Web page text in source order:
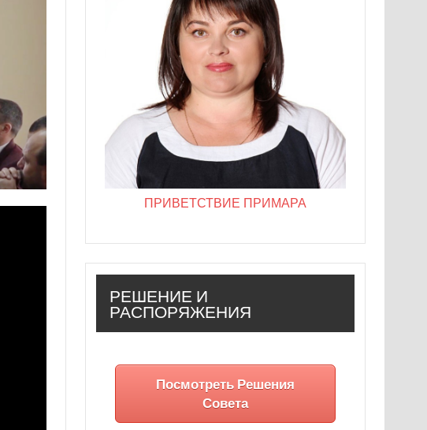
ПРИВЕТСТВИЕ ПРИМАРА
РЕШЕНИЕ И
РАСПОРЯЖЕНИЯ
Посмотреть Решения
Совета